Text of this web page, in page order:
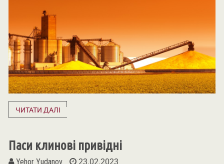
ЧИТАТИ ДАЛІ
Паси клинові привідні
Yehor Yudanov 23.02.2023